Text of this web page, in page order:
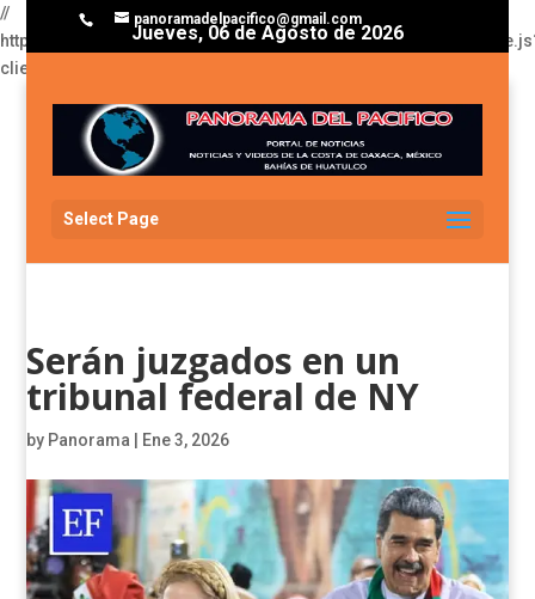
//
https://pagead2.googlesyndication.com/pagead/js/
client=ca-pub-3929368393811174
panoramadelpacifico@gmail.com
Jueves, 06 de Agosto de 2026
Select Page
Serán juzgados en un
tribunal federal de NY
by Panorama Ene 3, 2026